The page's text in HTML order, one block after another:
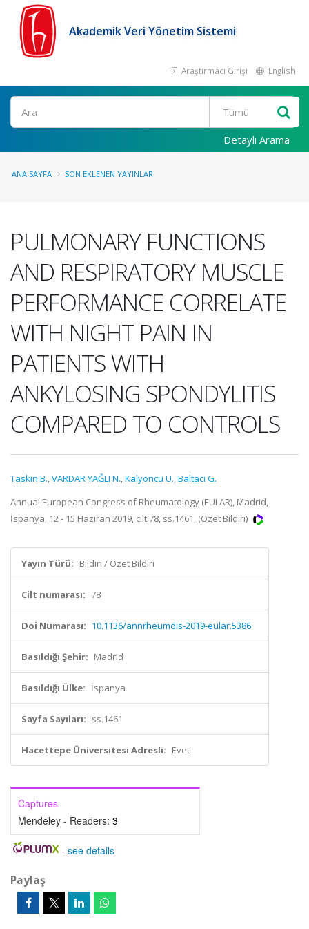
Akademik Veri Yönetim Sistemi
Araştırmacı Girişi English
Ara
Detaylı Arama
ANA SAYFA SON EKLENEN YAYINLAR
PULMONARY FUNCTIONS
AND RESPIRATORY MUSCLE
PERFORMANCE CORRELATE
WITH NIGHT PAIN IN
PATIENTS WITH
ANKYLOSING SPONDYLITIS
COMPARED TO CONTROLS
Taskin B.,VARDAR YAĞLI N.,Kalyoncu U.,Baltaci G.
Annual European Congress of Rheumatology (EULAR), Madrid,
İspanya, 12 - 15 Haziran 2019, cilt.78, ss.1461, (Özet Bildiri)
Yayın Türü: Bildiri / Özet Bildiri
Cilt numarası: 78
Doi Numarası: 10.1136/annrheumdis-2019-eular.5386
Basıldığı Şehir: Madrid
Basıldığı Ülke: İspanya
Sayfa Sayıları: ss.1461
Hacettepe Üniversitesi Adresli: Evet
Captures
Mendeley - Readers: 3
- see details
Paylaş